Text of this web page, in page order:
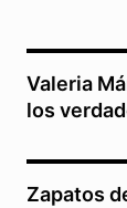
Valeria
los
Zapatos